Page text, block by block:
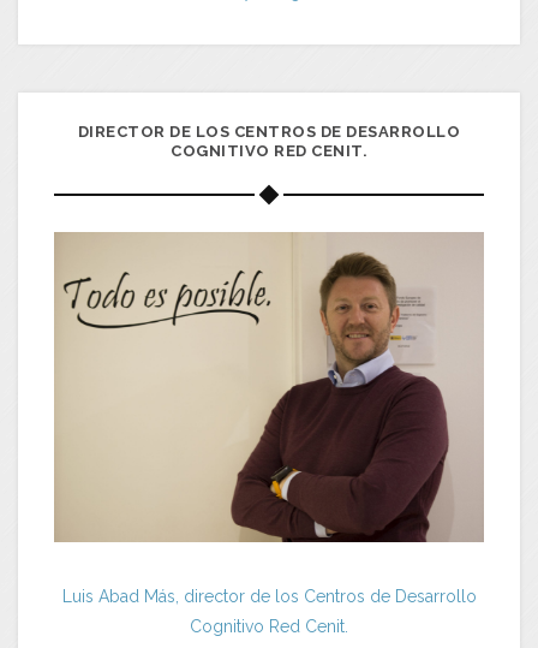
DIRECTOR DE LOS CENTROS DE DESARROLLO
COGNITIVO RED CENIT.
Luis Abad Más, director de los Centros de Desarrollo
Cognitivo Red Cenit.